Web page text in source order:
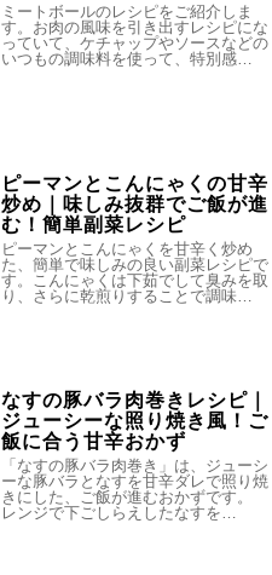
ミートボールのレシピをご紹介しま
す。お肉の風味を引き出すレシピにな
っていて、ケチャップやソースなどの
いつもの調味料を使って、特別感…
ピーマンとこんにゃくの甘辛
炒め｜味しみ抜群でご飯が進
む！簡単副菜レシピ
ピーマンとこんにゃくを甘辛く炒め
た、簡単で味しみの良い副菜レシピで
す。こんにゃくは下茹でして臭みを取
り、さらに乾煎りすることで調味…
なすの豚バラ肉巻きレシピ｜
ジューシーな照り焼き風！ご
飯に合う甘辛おかず
「なすの豚バラ肉巻き」は、ジューシ
ーな豚バラとなすを甘辛ダレで照り焼
きにした、ご飯が進むおかずです。
レンジで下ごしらえしたなすを…